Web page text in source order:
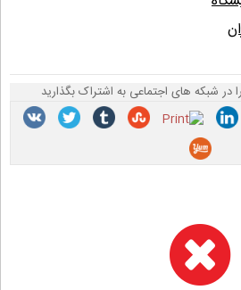
در شبکه های اجتماعی به اشتراک بگذارید